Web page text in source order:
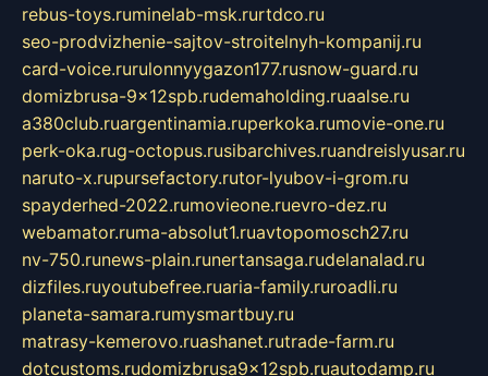
rebus-toys.ruminelab-msk.rurtdco.ru
seo-prodvizhenie-sajtov-stroitelnyh-kompanij.ru
card-voice.rurulonnyygazon177.rusnow-guard.ru
domizbrusa-9x12spb.rudemaholding.ruaalse.ru
a380club.ruargentinamia.ruperkoka.rumovie-one.ru
perk-oka.rug-octopus.rusibarchives.ruandreislyusar.ru
naruto-x.rupursefactory.rutor-lyubov-i-grom.ru
spayderhed-2022.rumovieone.ruevro-dez.ru
webamator.ruma-absolut1.ruavtopomosch27.ru
nv-750.runews-plain.runertansaga.rudelanalad.ru
dizfiles.ruyoutubefree.ruaria-family.ruroadli.ru
planeta-samara.rumysmartbuy.ru
matrasy-kemerovo.ruashanet.rutrade-farm.ru
dotcustoms.rudomizbrusa9x12spb.ruautodamp.ru